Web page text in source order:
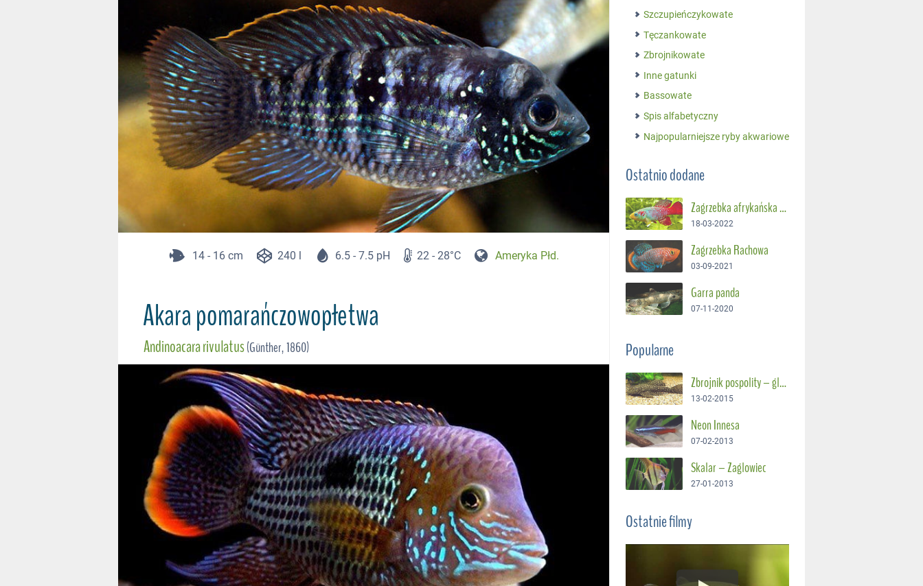
14 - 16 cm 240 l 6.5 - 7.5 pH 22 - 28°C Ameryka Płd.
Akara pomarańczowopłetwa
Andinoacara rivulatus(Günther, 1860)
Szczupieńczykowate
Tęczankowate
Zbrojnikowate
Inne gatunki
Bassowate
Spis alfabetyczny
Najpopularniejsze ryby akwariowe
Ostatnio dodane
Zagrzebka afrykańska – Suszec Gunthera
18-03-2022
Zagrzebka Rachowa
03-09-2021
Garra panda
07-11-2020
Popularne
Zbrojnik pospolity – glonojad
13-02-2015
Neon Innesa
07-02-2013
Skalar – Żaglowiec
27-01-2013
Ostatnie filmy